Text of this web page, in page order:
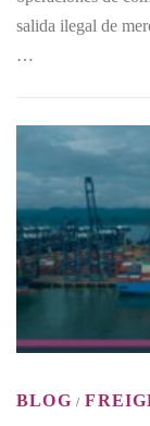
salida ilegal de
…
BLOG /